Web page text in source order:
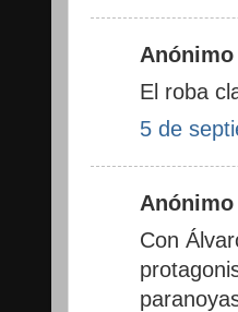
El roba
5 de
Con